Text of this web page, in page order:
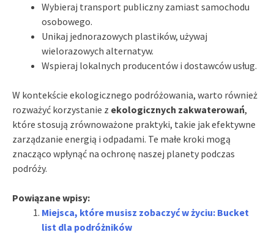
Wybieraj transport publiczny zamiast samochodu
osobowego.
Unikaj jednorazowych plastików, używaj
wielorazowych alternatyw.
Wspieraj lokalnych producentów i dostawców usług.
W kontekście ekologicznego podróżowania, warto również
rozważyć korzystanie z ekologicznych zakwaterowań,
które stosują zrównoważone praktyki, takie jak efektywne
zarządzanie energią i odpadami. Te małe kroki mogą
znacząco wpłynąć na ochronę naszej planety podczas
podróży.
Powiązane wpisy:
Miejsca, które musisz zobaczyć w życiu: Bucket
list dla podróżników